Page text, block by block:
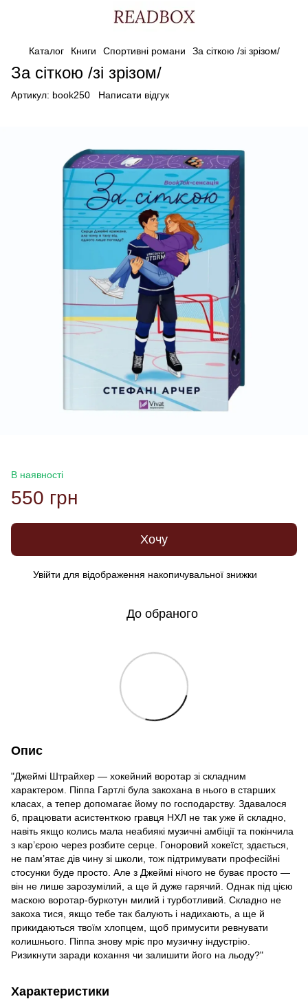
Каталог Книги Спортивні романи За сіткою /зі зрізом/
За сіткою /зі зрізом/
Артикул: book250 Написати відгук
В наявності
550 грн
Хочу
Увійти для відображення накопичувальної знижки
До обраного
Опис
"Джеймі Штрайхер — хокейний воротар зі складним
характером. Піппа Гартлі була закохана в нього в старших
класах, а тепер допомагає йому по господарству. Здавалося
б, працювати асистенткою гравця НХЛ не так уже й складно,
навіть якщо колись мала неабиякі музичні амбіції та покінчила
з кар’єрою через розбите серце. Гоноровий хокеїст, здається,
не пам’ятає дів чину зі школи, тож підтримувати професійні
стосунки буде просто. Але з Джеймі нічого не буває просто —
він не лише зарозумілий, а ще й дуже гарячий. Однак під цією
маскою воротар-буркотун милий і турботливий. Складно не
закоха тися, якщо тебе так балують і надихають, а ще й
прикидаються твоїм хлопцем, щоб примусити ревнувати
колишнього. Піппа знову мріє про музичну індустрію.
Ризикнути заради кохання чи залишити його на льоду?"
Характеристики